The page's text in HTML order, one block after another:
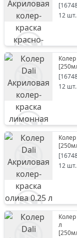
[
12
[
[
12
[
[
12
л
[